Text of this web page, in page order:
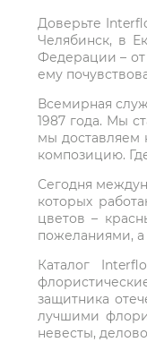
Доверьте
Челябинск, в
Федерации – от
ему
Всемирная
1987 года. Мы
мы доставляем
композицию.
Сегодня
которых
цветов –
пожеланиями,
Каталог
защитника
лучшими
невесты,